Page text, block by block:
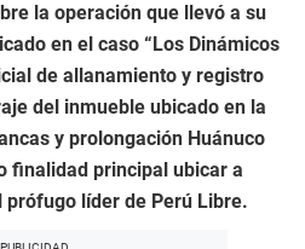
la operación que llevó a su
en el caso “Los Dinámicos
de allanamiento y registro
del inmueble ubicado en la
y prolongación Huánuco
finalidad principal ubicar a
prófugo líder de Perú Libre.